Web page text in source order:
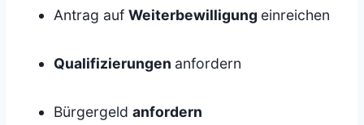
Antrag auf Weiterbewilligung einreichen
Qualifizierungen anfordern
Bürgergeld anfordern